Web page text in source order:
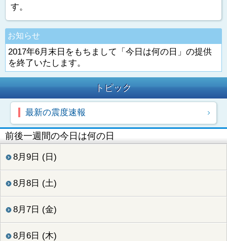
す。
お知らせ
2017年6月末日をもちまして「今日は何の日」の提供
を終了いたします。
トピック
最新の震度速報
前後一週間の今日は何の日
8月9日 (日)
8月8日 (土)
8月7日 (金)
8月6日 (木)